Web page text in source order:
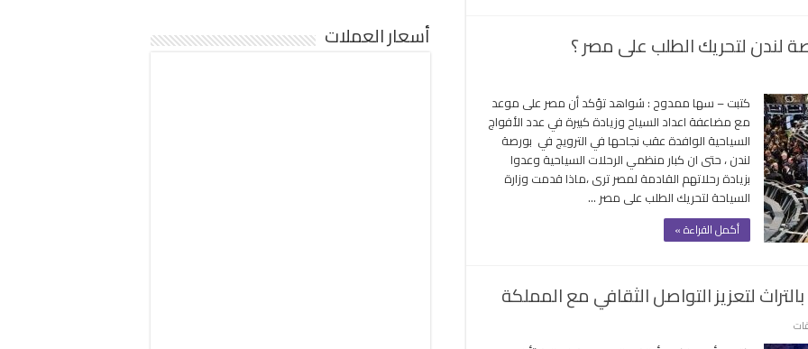
لندن لتحريك الطلب على مصر ؟
مغلقة
كتبت – سها ممدوح : شواهد تؤكد أن مصر على موعد
مع مضاعفة اعداد السياح وزيادة كبيرة في عدد الأفواج
السياحية الوافدة عقب نجاحها في الترويج في بورصة
لندن ، حتى ان كبار منظمي الرحلات السياحية وعدوا
بزيادة رحلاتهم القادمة لمصر ترى ،ماذا قدمت وزارة
السياحة لتحريك الطلب على مصر …
أكمل القراءة »
لتعزيز التواصل الثقافي مع المملكة
أيام
أسعار العملات